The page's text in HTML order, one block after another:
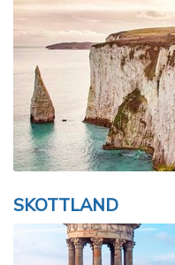
SKOTTLAND